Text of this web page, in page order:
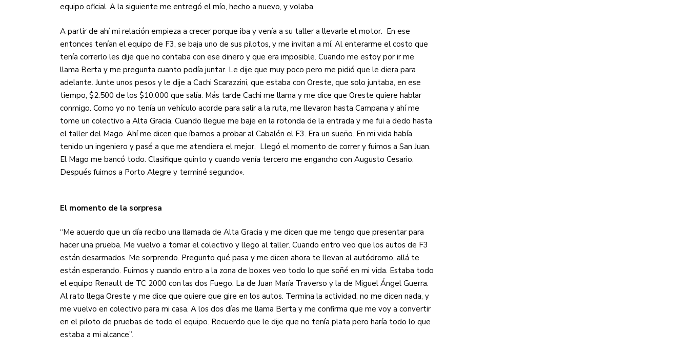
equipo oficial. A la siguiente me entregó el mío, hecho a nuevo, y volaba.
A partir de ahí mi relación empieza a crecer porque iba y venía a su taller a llevarle el motor. En ese
entonces tenían el equipo de F3, se baja uno de sus pilotos, y me invitan a mí. Al enterarme el costo que
tenía correrlo les dije que no contaba con ese dinero y que era imposible. Cuando me estoy por ir me
llama Berta y me pregunta cuanto podía juntar. Le dije que muy poco pero me pidió que le diera para
adelante. Junte unos pesos y le dije a Cachi Scarazzini, que estaba con Oreste, que solo juntaba, en ese
tiempo, $2.500 de los $10.000 que salía. Más tarde Cachi me llama y me dice que Oreste quiere hablar
conmigo. Como yo no tenía un vehículo acorde para salir a la ruta, me llevaron hasta Campana y ahí me
tome un colectivo a Alta Gracia. Cuando llegue me baje en la rotonda de la entrada y me fui a dedo hasta
el taller del Mago. Ahí me dicen que íbamos a probar al Cabalén el F3. Era un sueño. En mi vida había
tenido un ingeniero y pasé a que me atendiera el mejor. Llegó el momento de correr y fuimos a San Juan.
El Mago me bancó todo. Clasifique quinto y cuando venía tercero me engancho con Augusto Cesario.
Después fuimos a Porto Alegre y terminé segundo».
El momento de la sorpresa
“Me acuerdo que un día recibo una llamada de Alta Gracia y me dicen que me tengo que presentar para
hacer una prueba. Me vuelvo a tomar el colectivo y llego al taller. Cuando entro veo que los autos de F3
están desarmados. Me sorprendo. Pregunto qué pasa y me dicen ahora te llevan al autódromo, allá te
están esperando. Fuimos y cuando entro a la zona de boxes veo todo lo que soñé en mi vida. Estaba todo
el equipo Renault de TC 2000 con las dos Fuego. La de Juan María Traverso y la de Miguel Ángel Guerra.
Al rato llega Oreste y me dice que quiere que gire en los autos. Termina la actividad, no me dicen nada, y
me vuelvo en colectivo para mi casa. A los dos días me llama Berta y me confirma que me voy a convertir
en el piloto de pruebas de todo el equipo. Recuerdo que le dije que no tenía plata pero haría todo lo que
estaba a mi alcance”.